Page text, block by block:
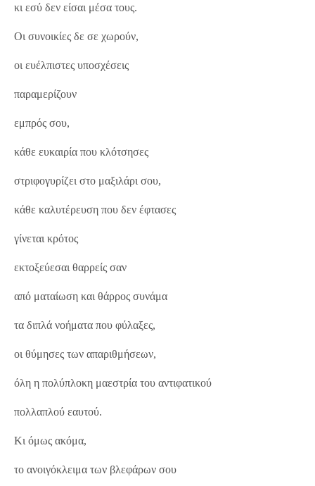
κι εσύ δεν είσαι μέσα τους.
Οι συνοικίες δε σε χωρούν,
οι ευέλπιστες υποσχέσεις
παραμερίζουν
εμπρός σου,
κάθε ευκαιρία που κλότσησες
στριφογυρίζει στο μαξιλάρι σου,
κάθε καλυτέρευση που δεν έφτασες
γίνεται κρότος
εκτοξεύεσαι θαρρείς σαν
από ματαίωση και θάρρος συνάμα
τα διπλά νοήματα που φύλαξες,
οι θύμησες των απαριθμήσεων,
όλη η πολύπλοκη μαεστρία του αντιφατικού
πολλαπλού εαυτού.
Κι όμως ακόμα,
το ανοιγόκλειμα των βλεφάρων σου